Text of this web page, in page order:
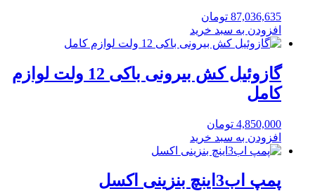
87,036,635 تومان
افزودن به سبد خرید
گازوئیل کش بیرونی باکی 12 ولت لوازم
کامل
4,850,000 تومان
افزودن به سبد خرید
پمپ اب3اینچ بنزینی اکسل